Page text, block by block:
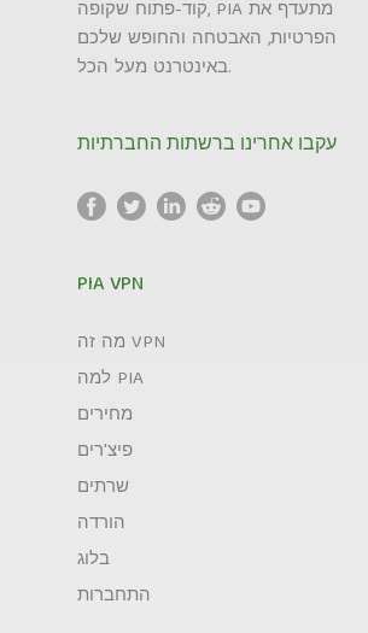
קוד-פתוח שקופה, PIA מתעדף את
הפרטיות, האבטחה והחופש שלכם
באינטרנט מעל הכל.
עקבו אחרינו ברשתות החברתיות
PIA VPN
מה זה VPN
למה PIA
מחירים
פיצ'רים
שרתים
הורדה
בלוג
התחברות